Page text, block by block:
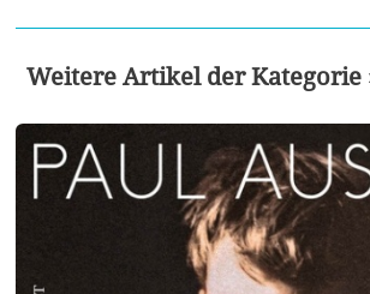
Weitere Artikel der Kategorie